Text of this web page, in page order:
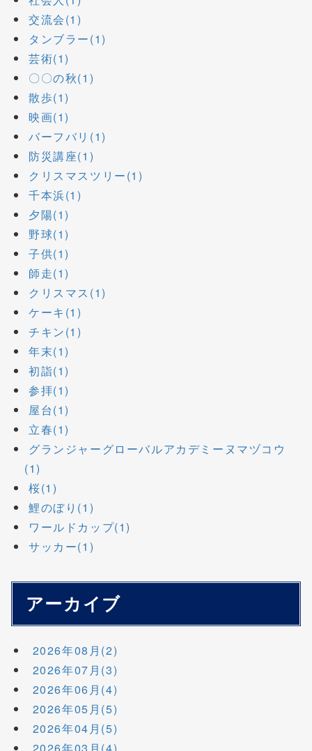
交流会(1)
タンブラー(1)
芸術(1)
〇〇の秋(1)
散歩(1)
映画(1)
バーフバリ(1)
防災講座(1)
クリスマスツリー(1)
千本浜(1)
夕陽(1)
野球(1)
子供(1)
師走(1)
クリスマス(1)
ケーキ(1)
チキン(1)
年末(1)
初詣(1)
参拝(1)
屋台(1)
立春(1)
グランジャーグローバルアカデミーヌマヅコウ
(1)
桜(1)
鯉のぼり(1)
ワールドカップ(1)
サッカー(1)
アーカイブ
2026年08月(2)
2026年07月(3)
2026年06月(4)
2026年05月(5)
2026年04月(5)
2026年03月(4)